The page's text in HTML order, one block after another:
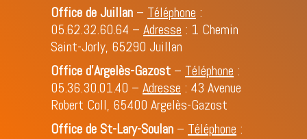
Office de Juillan – Téléphone :
05.62.32.60.64 – Adresse : 1 Chemin
Saint-Jorly, 65290 Juillan
Office d'Argelès-Gazost – Téléphone :
05.36.30.01.40 – Adresse : 43 Avenue
Robert Coll, 65400 Argelès-Gazost
Office de St-Lary-Soulan – Téléphone :